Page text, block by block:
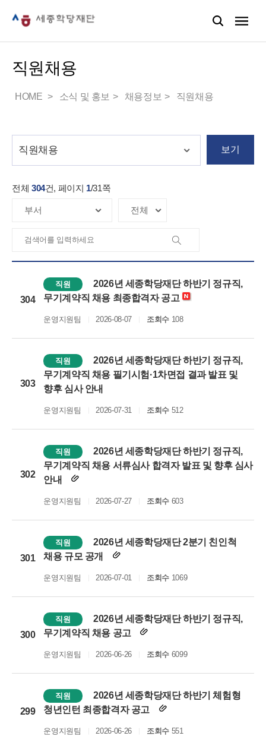
직원채용
HOME 소식 및 홍보 채용정보 직원채용
보기
전체 304건, 페이지 1/31쪽
304
직원
2026년 세종학당재단 하반기 정규직,
무기계약직 채용 최종합격자 공고
운영지원팀 2026-08-07 조회수108
303
직원
2026년 세종학당재단 하반기 정규직,
무기계약직 채용 필기시험·1차면접 결과 발표 및
향후 심사 안내
운영지원팀 2026-07-31 조회수512
302
직원
2026년 세종학당재단 하반기 정규직,
무기계약직 채용 서류심사 합격자 발표 및 향후 심사
안내
운영지원팀 2026-07-27 조회수603
301
직원
2026년 세종학당재단 2분기 친인척
채용 규모 공개
운영지원팀 2026-07-01 조회수1069
300
직원
2026년 세종학당재단 하반기 정규직,
무기계약직 채용 공고
운영지원팀 2026-06-26 조회수6099
299
직원
2026년 세종학당재단 하반기 체험형
청년인턴 최종합격자 공고
운영지원팀 2026-06-26 조회수551